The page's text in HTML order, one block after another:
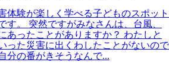
体験が楽しく学べる子どものスポット
す。 突然ですがみなさんは、台風、
あったことがありますか？ わたしと
った災害に出くわしたことがないので
分の番がきそうなんで...